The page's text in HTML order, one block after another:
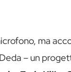
ma
– un